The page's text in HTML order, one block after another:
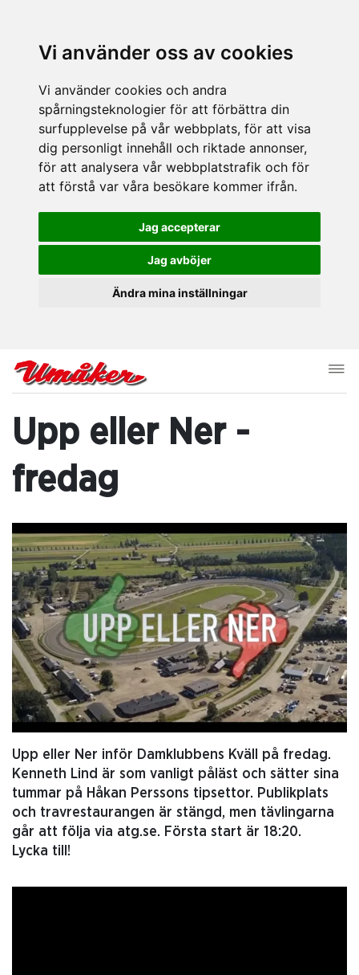
Vi använder oss av cookies
Vi använder cookies och andra
spårningsteknologier för att förbättra din
surfupplevelse på vår webbplats, för att visa
dig personligt innehåll och riktade annonser,
för att analysera vår webbplatstrafik och för
att förstå var våra besökare kommer ifrån.
Jag accepterar
Jag avböjer
Ändra mina inställningar
Upp eller Ner -
fredag
Upp eller Ner inför Damklubbens Kväll på fredag.
Kenneth Lind är som vanligt påläst och sätter sina
tummar på Håkan Perssons tipsettor. Publikplats
och travrestaurangen är stängd, men tävlingarna
går att följa via atg.se. Första start är 18:20.
Lycka till!